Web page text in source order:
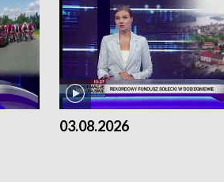
03.08.2026